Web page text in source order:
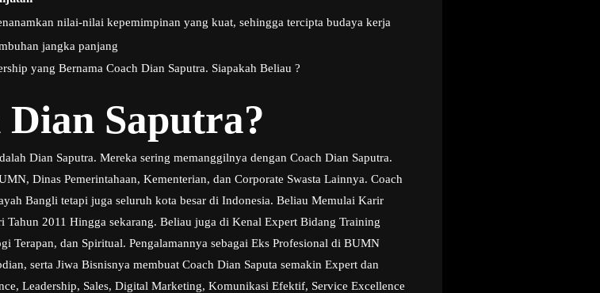
nilai-nilai kepemimpinan yang kuat, sehingga tercipta budaya kerja
jangka panjang
yang Bernama Coach Dian Saputra. Siapakah Beliau ?
Dian Saputra?
Dian Saputra. Mereka sering memanggilnya dengan Coach Dian Saputra.
Dinas Pemerintahaan, Kementerian, dan Corporate Swasta Lainnya. Coach
Bangli tetapi juga seluruh kota besar di Indonesia. Beliau Memulai Karir
Tahun 2011 Hingga sekarang. Beliau juga di Kenal Expert Bidang Training
Terapan, dan Spiritual. Pengalamannya sebagai Eks Profesional di BUMN
serta Jiwa Bisnisnya membuat Coach Dian Saputa semakin Expert dan
Leadership, Sales, Digital Marketing, Komunikasi Efektif, Service Excellence